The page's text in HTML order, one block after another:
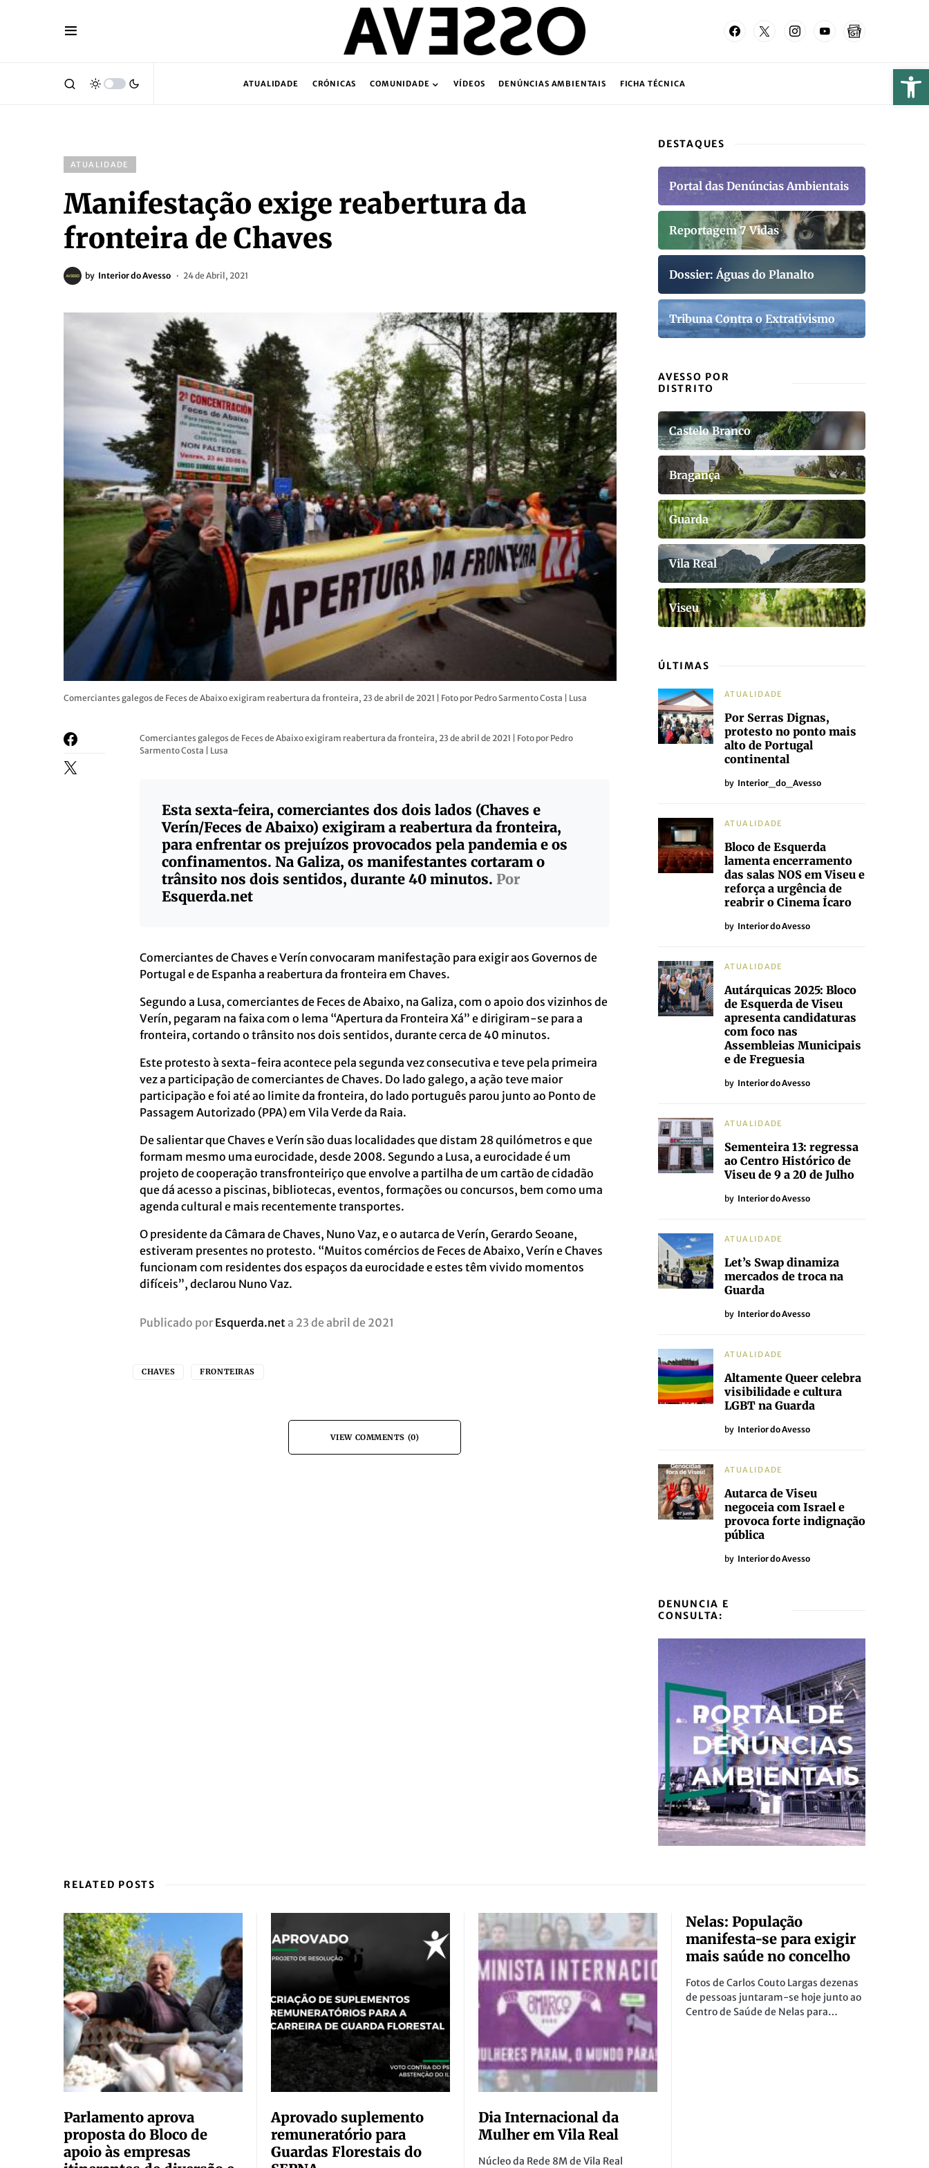
ATUALIDADE CRÓNICAS COMUNIDADE VÍDEOS DENÚNCIAS AMBIENTAIS FICHA TÉCNICA
ATUALIDADE
Manifestação exige reabertura da
fronteira de Chaves
by Interior do Avesso 24 de Abril, 2021
Comerciantes galegos de Feces de Abaixo exigiram reabertura da fronteira, 23 de abril de 2021 | Foto por Pedro Sarmento Costa | Lusa
Comerciantes galegos de Feces de Abaixo exigiram reabertura da fronteira, 23 de abril de 2021 | Foto por Pedro
Sarmento Costa | Lusa
Esta sexta-feira, comerciantes dos dois lados (Chaves e
Verín/Feces de Abaixo) exigiram a reabertura da fronteira,
para enfrentar os prejuízos provocados pela pandemia e os
confinamentos. Na Galiza, os manifestantes cortaram o
trânsito nos dois sentidos, durante 40 minutos. Por
Esquerda.net
Comerciantes de Chaves e Verín convocaram manifestação para exigir aos Governos de
Portugal e de Espanha a reabertura da fronteira em Chaves.
Segundo a Lusa, comerciantes de Feces de Abaixo, na Galiza, com o apoio dos vizinhos de
Verín, pegaram na faixa com o lema “Apertura da Fronteira Xá” e dirigiram-se para a
fronteira, cortando o trânsito nos dois sentidos, durante cerca de 40 minutos.
Este protesto à sexta-feira acontece pela segunda vez consecutiva e teve pela primeira
vez a participação de comerciantes de Chaves. Do lado galego, a ação teve maior
participação e foi até ao limite da fronteira, do lado português parou junto ao Ponto de
Passagem Autorizado (PPA) em Vila Verde da Raia.
De salientar que Chaves e Verín são duas localidades que distam 28 quilómetros e que
formam mesmo uma eurocidade, desde 2008. Segundo a Lusa, a eurocidade é um
projeto de cooperação transfronteiriço que envolve a partilha de um cartão de cidadão
que dá acesso a piscinas, bibliotecas, eventos, formações ou concursos, bem como uma
agenda cultural e mais recentemente transportes.
O presidente da Câmara de Chaves, Nuno Vaz, e o autarca de Verín, Gerardo Seoane,
estiveram presentes no protesto. “Muitos comércios de Feces de Abaixo, Verín e Chaves
funcionam com residentes dos espaços da eurocidade e estes têm vivido momentos
difíceis”, declarou Nuno Vaz.
Publicado por Esquerda.neta 23 de abril de 2021
CHAVES FRONTEIRAS
VIEW COMMENTS (0)
DESTAQUES
Portal das Denúncias Ambientais
Reportagem 7 Vidas
Dossier: Águas do Planalto
Tribuna Contra o Extrativismo
AVESSO POR
DISTRITO
Castelo Branco
Bragança
Guarda
Vila Real
Viseu
ÚLTIMAS
ATUALIDADE
Por Serras Dignas,
protesto no ponto mais
alto de Portugal
continental
by Interior_do_Avesso
ATUALIDADE
Bloco de Esquerda
lamenta encerramento
das salas NOS em Viseu e
reforça a urgência de
reabrir o Cinema Ícaro
by Interior do Avesso
ATUALIDADE
Autárquicas 2025: Bloco
de Esquerda de Viseu
apresenta candidaturas
com foco nas
Assembleias Municipais
e de Freguesia
by Interior do Avesso
ATUALIDADE
Sementeira 13: regressa
ao Centro Histórico de
Viseu de 9 a 20 de Julho
by Interior do Avesso
ATUALIDADE
Let’s Swap dinamiza
mercados de troca na
Guarda
by Interior do Avesso
ATUALIDADE
Altamente Queer celebra
visibilidade e cultura
LGBT na Guarda
by Interior do Avesso
ATUALIDADE
Autarca de Viseu
negoceia com Israel e
provoca forte indignação
pública
by Interior do Avesso
DENUNCIA E
CONSULTA:
RELATED POSTS
Parlamento aprova
proposta do Bloco de
apoio às empresas
Aprovado suplemento
remuneratório para
Guardas Florestais do
Dia Internacional da
Mulher em Vila Real
Núcleo da Rede 8M de Vila Real
Nelas: População
manifesta-se para exigir
mais saúde no concelho
Fotos de Carlos Couto Largas dezenas
de pessoas juntaram-se hoje junto ao
Centro de Saúde de Nelas para…